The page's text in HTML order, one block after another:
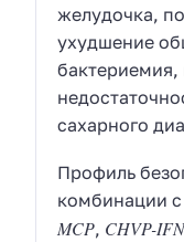
желудочка,
ухудшение
бактериемия,
сахарного
Профиль
комбинации
MCP, CHVP-